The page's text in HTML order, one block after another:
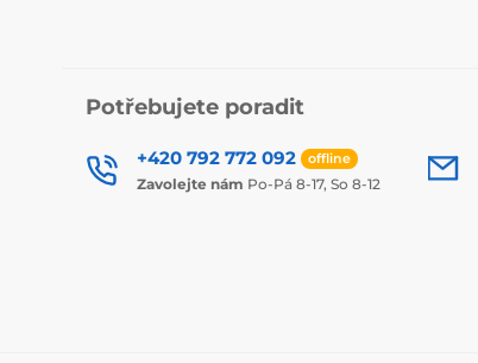
Potřebujete poradit
+420 792 772 092 offline
Zavolejte nám Po-Pá 8-17, So 8-12